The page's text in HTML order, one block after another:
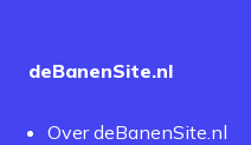
deBanenSite.nl
Over deBanenSite.nl